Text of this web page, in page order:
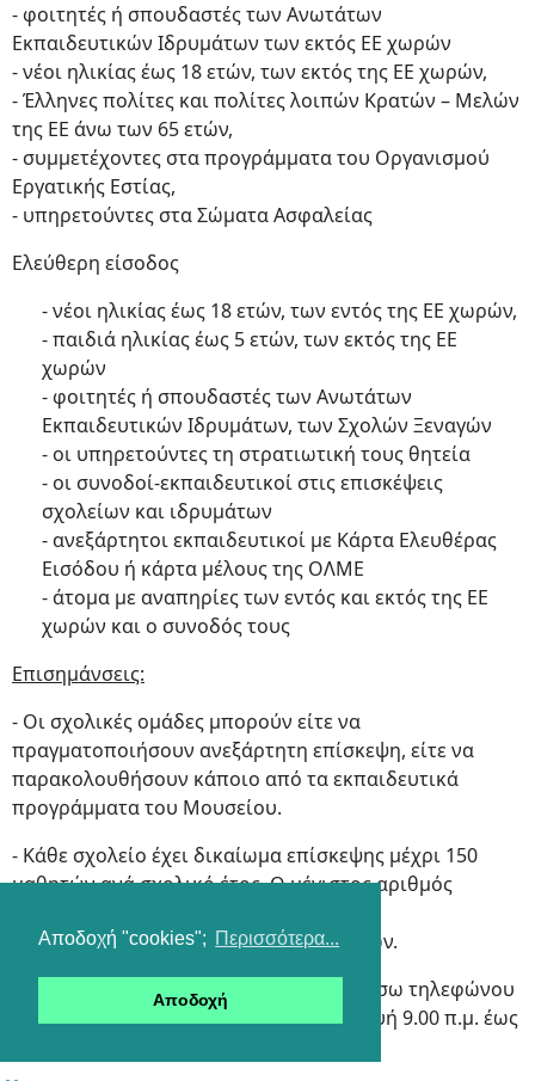
Αποδοχή "cookies"; Περισσότερα...
Αποδοχή
- φοιτητές ή σπουδαστές των Ανωτάτων
Εκπαιδευτικών Ιδρυμάτων των εκτός ΕΕ χωρών
- νέοι ηλικίας έως 18 ετών, των εκτός της ΕΕ χωρών,
- Έλληνες πολίτες και πολίτες λοιπών Κρατών – Μελών
της ΕΕ άνω των 65 ετών,
- συμμετέχοντες στα προγράμματα του Οργανισμού
Εργατικής Εστίας,
- υπηρετούντες στα Σώματα Ασφαλείας
Ελεύθερη είσοδος
- νέοι ηλικίας έως 18 ετών, των εντός της ΕΕ χωρών,
- παιδιά ηλικίας έως 5 ετών, των εκτός της ΕΕ
χωρών
- φοιτητές ή σπουδαστές των Ανωτάτων
Εκπαιδευτικών Ιδρυμάτων, των Σχολών Ξεναγών
- οι υπηρετούντες τη στρατιωτική τους θητεία
- οι συνοδοί-εκπαιδευτικοί στις επισκέψεις
σχολείων και ιδρυμάτων
- ανεξάρτητοι εκπαιδευτικοί με Κάρτα Ελευθέρας
Εισόδου ή κάρτα μέλους της ΟΛΜΕ
- άτομα με αναπηρίες των εντός και εκτός της ΕΕ
χωρών και ο συνοδός τους
Επισημάνσεις:
- Οι σχολικές ομάδες μπορούν είτε να
πραγματοποιήσουν ανεξάρτητη επίσκεψη, είτε να
παρακολουθήσουν κάποιο από τα εκπαιδευτικά
προγράμματα του Μουσείου.
- Κάθε σχολείο έχει δικαίωμα επίσκεψης μέχρι 150
μαθητών ανά σχολικό έτος. Ο μέγιστος αριθμός
συμπεριλαμβανομένων και των συνοδών.
- Οι σχολικές κρατήσεις γίνονται και μέσω τηλεφώνου
στο 210 9000903, Δευτέρα έως Παρασκευή 9.00 π.μ. έως